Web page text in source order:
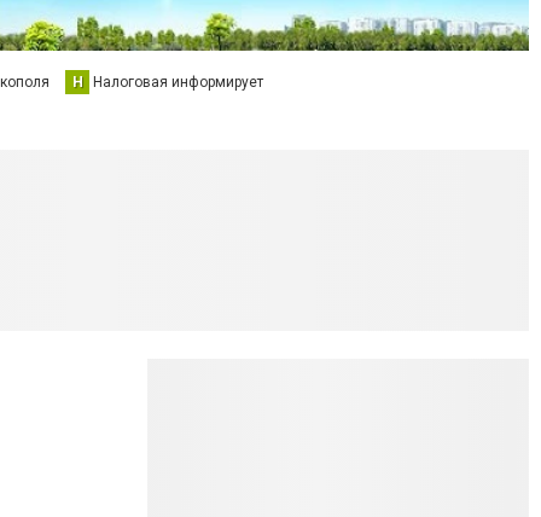
Н Налоговая информирует